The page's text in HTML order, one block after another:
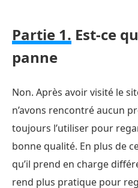
Partie 1. Est-ce
panne
Non. Après avoir visité le
n’avons rencontré aucun
toujours l’utiliser pour
bonne qualité. En plus de
qu’il prend en charge
rend plus pratique pour